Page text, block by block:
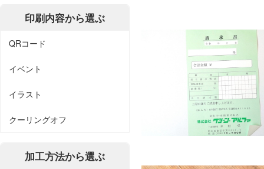
印刷内容から選ぶ
QRコード
イベント
イラスト
クーリングオフ
加工方法から選ぶ